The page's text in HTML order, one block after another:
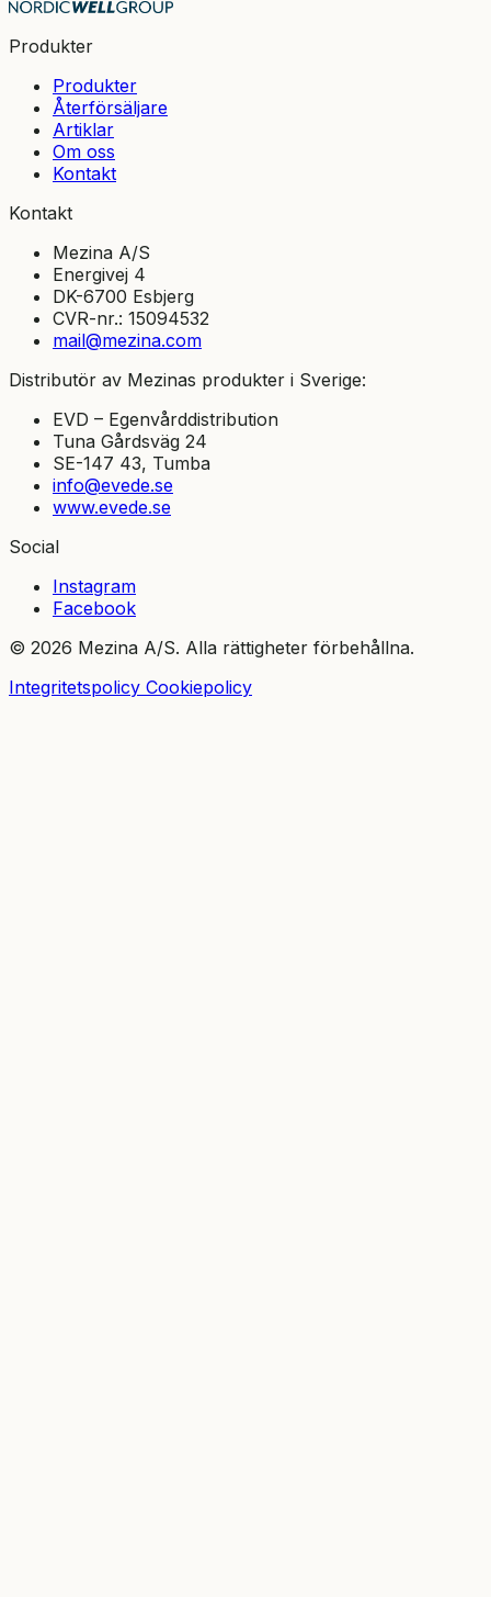
Produkter
Produkter
Återförsäljare
Artiklar
Om oss
Kontakt
Kontakt
Mezina A/S
Energivej 4
DK-6700 Esbjerg
CVR-nr.: 15094532
mail@mezina.com
Distributör av Mezinas produkter i Sverige:
EVD – Egenvårddistribution
Tuna Gårdsväg 24
SE-147 43, Tumba
info@evede.se
www.evede.se
Social
Instagram
Facebook
© 2026 Mezina A/S. Alla rättigheter förbehållna.
Integritetspolicy Cookiepolicy